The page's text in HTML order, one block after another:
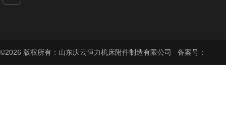
©2026 版权所有：山东庆云恒力机床附件制造有限公司 备案号：